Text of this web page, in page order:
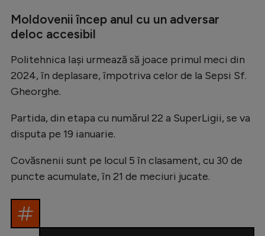
Moldovenii încep anul cu un adversar
deloc accesibil
Politehnica Iași urmează să joace primul meci din
2024, în deplasare, împotriva celor de la Sepsi Sf.
Gheorghe.
Partida, din etapa cu numărul 22 a SuperLigii, se va
disputa pe 19 ianuarie.
Covăsnenii sunt pe locul 5 în clasament, cu 30 de
puncte acumulate, în 21 de meciuri jucate.